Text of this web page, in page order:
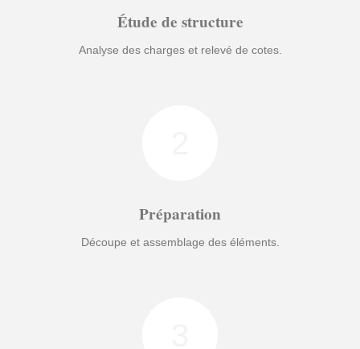
Étude de structure
Analyse des charges et relevé de cotes.
Préparation
Découpe et assemblage des éléments.